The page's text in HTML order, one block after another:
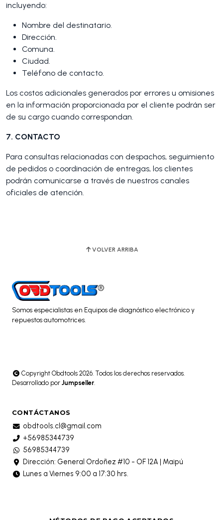
incluyendo:
Nombre del destinatario.
Dirección.
Comuna.
Ciudad.
Teléfono de contacto.
Los costos adicionales generados por errores u omisiones
en la información proporcionada por el cliente podrán ser
de su cargo cuando correspondan.
7. CONTACTO
Para consultas relacionadas con despachos, seguimiento
de pedidos o coordinación de entregas, los clientes
podrán comunicarse a través de nuestros canales
oficiales de atención.
VOLVER ARRIBA
Somos especialistas en Equipos de diagnóstico electrónico y
repuestos automotrices.
Copyright Obdtools 2026. Todos los derechos reservados.
Desarrollado por Jumpseller.
CONTÁCTANOS
obdtools.cl@gmail.com
+56985344739
56985344739
Dirección: General Ordoñez #10 - OF 12A | Maipú
Lunes a Viernes 9:00 a 17:30 hrs.